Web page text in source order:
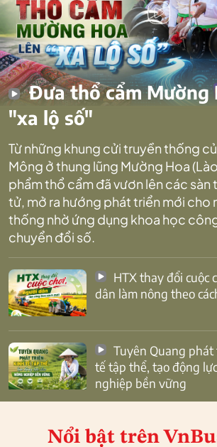
Đưa thổ cẩm Mường
"xa lộ số"
Từ những khung cửi truyền thống
Mông ở thung lũng Mường Hoa
phẩm thổ cẩm đã vươn lên các sàn
tử, mở ra hướng phát triển mới cho
thống nhờ ứng dụng khoa học
chuyển đổi số.
dân làm nông theo
tế tập thể, tạo động
nghiệp bền vững
Nổi bật trên